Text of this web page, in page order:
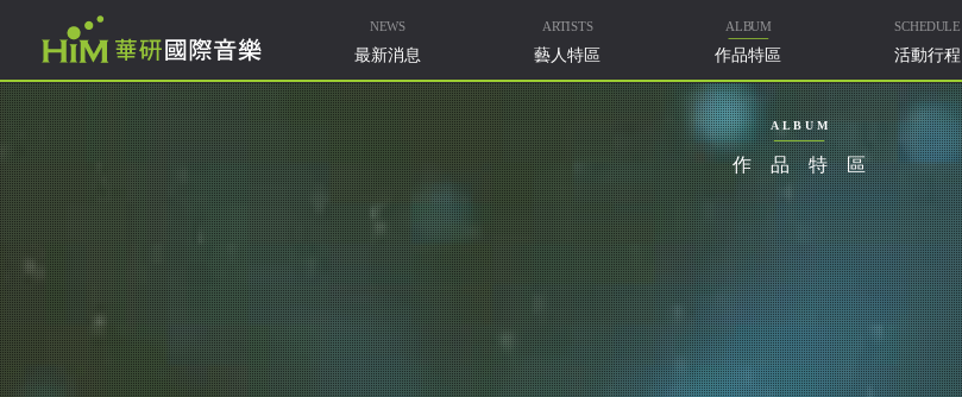
NEWS
最新消息
ARTISTS
藝人特區
ALBUM
作品特區
SCHEDULE
活動行程
作品特區
ALBUM